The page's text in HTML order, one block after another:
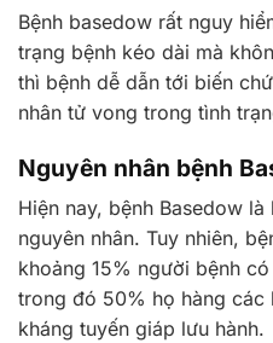
Bệnh basedow rất nguy
trạng bệnh kéo dài mà
thì bệnh dễ dẫn tới biến
nhân tử vong trong tình
Nguyên nhân bệnh
Hiện nay, bệnh Basedow
nguyên nhân. Tuy nhiên,
khoảng 15% người bệnh
trong đó 50% họ hàng các
kháng tuyến giáp lưu hành.